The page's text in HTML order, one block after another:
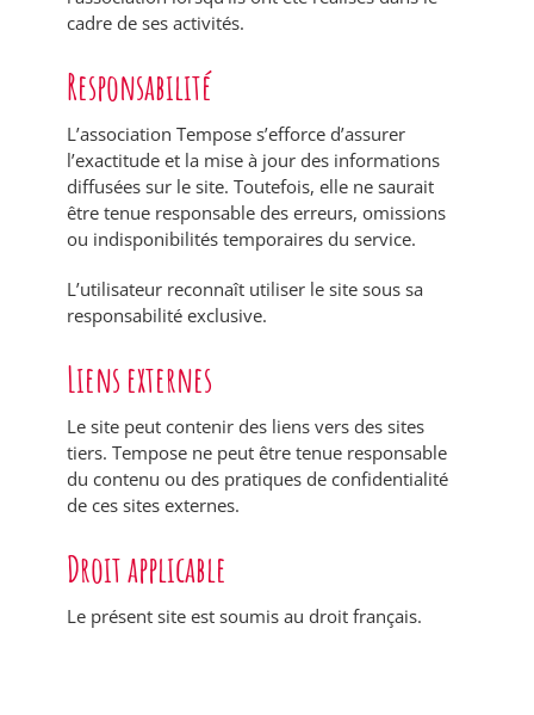
cadre de ses activités.
Responsabilité
L’association Tempose s’efforce d’assurer
l’exactitude et la mise à jour des informations
diffusées sur le site. Toutefois, elle ne saurait
être tenue responsable des erreurs, omissions
ou indisponibilités temporaires du service.
L’utilisateur reconnaît utiliser le site sous sa
responsabilité exclusive.
Liens externes
Le site peut contenir des liens vers des sites
tiers. Tempose ne peut être tenue responsable
du contenu ou des pratiques de confidentialité
de ces sites externes.
Droit applicable
Le présent site est soumis au droit français.